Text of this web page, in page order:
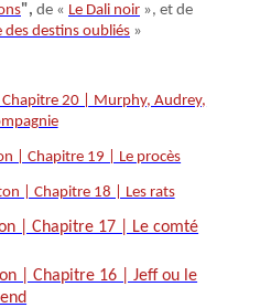
", de « Le Dali noir », et de
des destins oubliés »
20 | Murphy, Audrey,
| Chapitre 19 | Le procès
| Chapitre 18 | Les rats
| Chapitre 17 | Le comté
| Chapitre 16 | Jeff ou le